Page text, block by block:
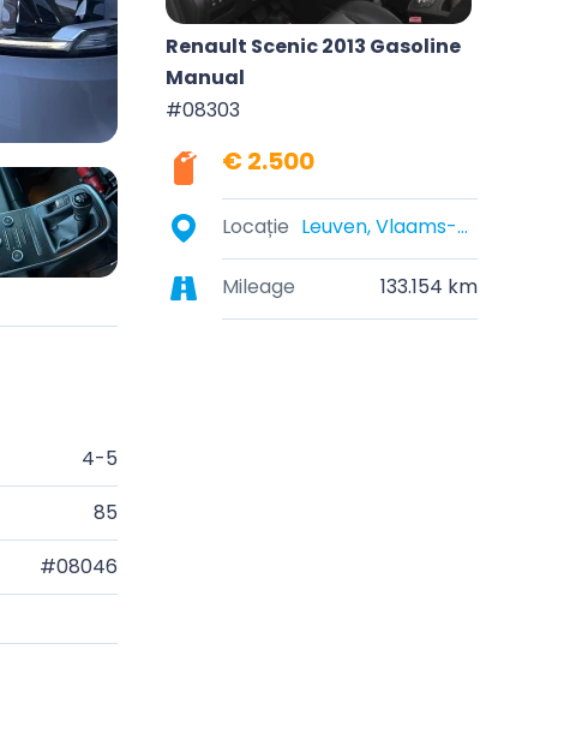
4-5
85
#08046
Renault Scenic 2013 Gasoline
Manual
#08303
€ 2.500
Locație Leuven, Vlaams-Brabant, België
Mileage 133.154 km